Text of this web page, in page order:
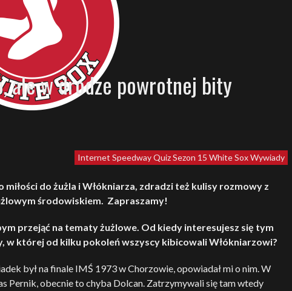
ale w drodze powrotnej bity
Internet Speedway QuizSezon 15 White SoxWywiady
do żużla i Włókniarza, zdradzi też kulisy rozmowy z
środowiskiem. Zapraszamy!
przejąć na tematy żużlowe. Od kiedy interesujesz się tym
w której od kilku pokoleń wszyscy kibicowali Włókniarzowi?
był na finale IMŚ 1973 w Chorzowie, opowiadał mi o nim. W
Pernik, obecnie to chyba Dolcan. Zatrzymywali się tam wtedy